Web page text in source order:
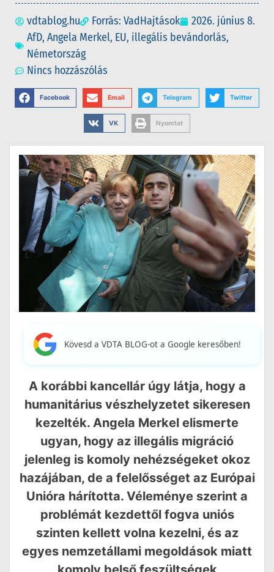
vdtablog.hu Forrás: VadHajtások
2026. június 8.
AfD, Angela Merkel, EU, illegális bevándorlás,
Németország
Nincs hozzászólás
Facebook Email Telegram Twitter
VK Nyomtat
Kövesd a VDTA BLOG-ot a Google keresőben!
A korábbi kancellár úgy látja, hogy a
humanitárius vészhelyzetet sikeresen
kezelték. Angela Merkel elismerte
ugyan, hogy az illegális migráció
jelenleg is komoly nehézségeket okoz
hazájában, de a felelősséget az Európai
Unióra hárította. Véleménye szerint a
problémát kezdettől fogva uniós
szinten kellett volna kezelni, és az
egyes nemzetállami megoldások miatt